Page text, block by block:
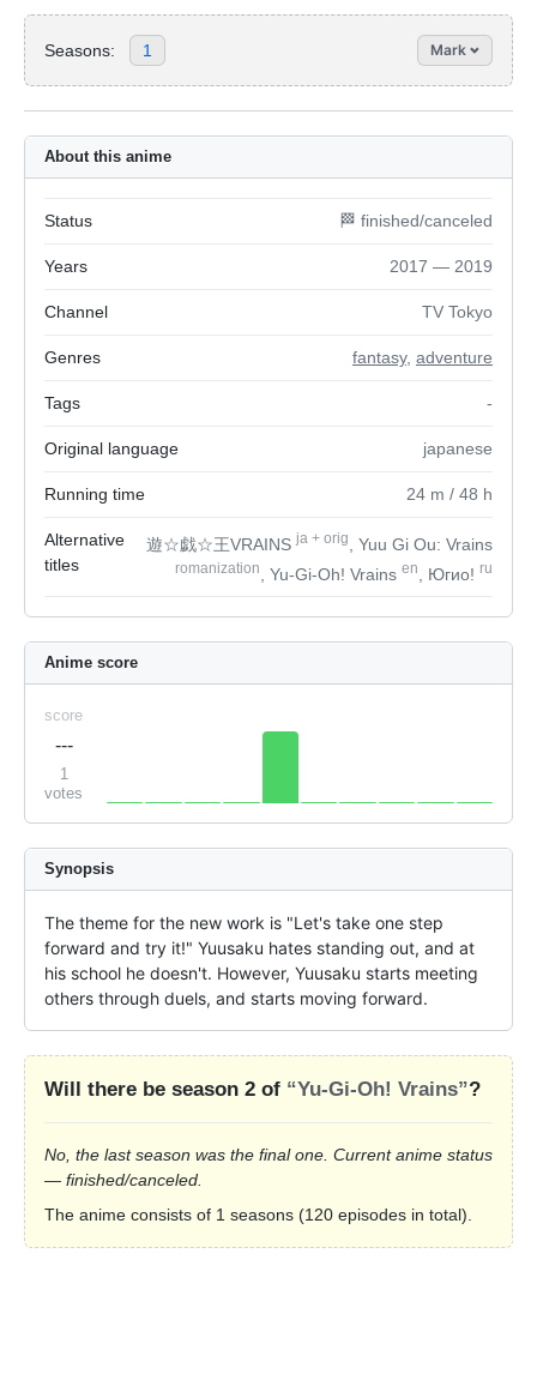
Seasons: 1 Mark
About this anime
Status 🏁 finished/canceled
Years 2017 — 2019
Channel TV Tokyo
Genres fantasy, adventure
Tags -
Original language japanese
Running time 24 m / 48 h
Alternative
titles
遊☆戯☆王VRAINSja + orig , Yuu Gi Ou: Vrains
romanization , Yu-Gi-Oh! Vrains en , Югио! ru
Anime score
score
---
1
votes
Synopsis
The theme for the new work is "Let's take one step
forward and try it!" Yuusaku hates standing out, and at
his school he doesn't. However, Yuusaku starts meeting
others through duels, and starts moving forward.
Will there be season 2 of “Yu-Gi-Oh! Vrains”?
No, the last season was the final one. Current anime status
— finished/canceled.
The anime consists of 1 seasons (120 episodes in total).